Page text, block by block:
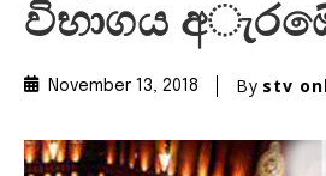
විභාගය
November 13, 2018 By stv